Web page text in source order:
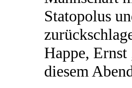
Statopolus
Happe,
diesem